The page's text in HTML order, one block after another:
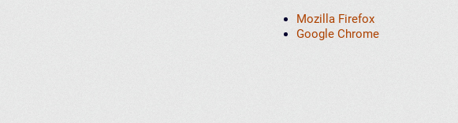
Mozilla Firefox
Google Chrome